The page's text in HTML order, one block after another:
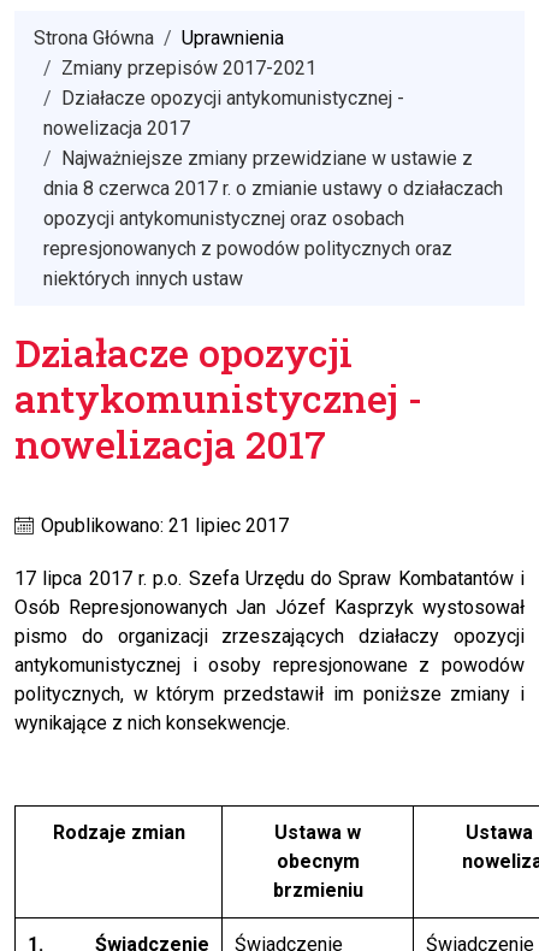
Strona Główna
Uprawnienia
Zmiany przepisów 2017-2021
Działacze opozycji antykomunistycznej -
nowelizacja 2017
Najważniejsze zmiany przewidziane w ustawie z
dnia 8 czerwca 2017 r. o zmianie ustawy o działaczach
opozycji antykomunistycznej oraz osobach
represjonowanych z powodów politycznych oraz
niektórych innych ustaw
Działacze opozycji
antykomunistycznej -
nowelizacja 2017
Opublikowano: 21 lipiec 2017
17 lipca 2017 r. p.o. Szefa Urzędu do Spraw Kombatantów i
Osób Represjonowanych Jan Józef Kasprzyk wystosował
pismo do organizacji zrzeszających działaczy opozycji
antykomunistycznej i osoby represjonowane z powodów
politycznych, w którym przedstawił im poniższe zmiany i
wynikające z nich konsekwencje.
Rodzaje zmian
Ustawa w
obecnym
brzmieniu
Ustawa
1. Świadczenie Świadczenie Świadczenie